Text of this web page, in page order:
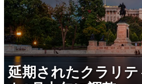
延期されたクラリテ